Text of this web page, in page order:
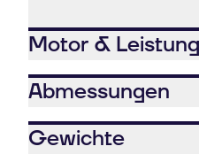
Motor & Leistung
Abmessungen
Gewichte